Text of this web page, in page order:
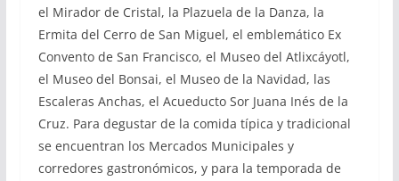
el Mirador de Cristal, la Plazuela de la Danza, la
Ermita del Cerro de San Miguel, el emblemático Ex
Convento de San Francisco, el Museo del Atlixcáyotl,
el Museo del Bonsai, el Museo de la Navidad, las
Escaleras Anchas, el Acueducto Sor Juana Inés de la
Cruz. Para degustar de la comida típica y tradicional
se encuentran los Mercados Municipales y
corredores gastronómicos, y para la temporada de